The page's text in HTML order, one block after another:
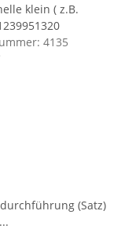
klein ( z.B.
4135